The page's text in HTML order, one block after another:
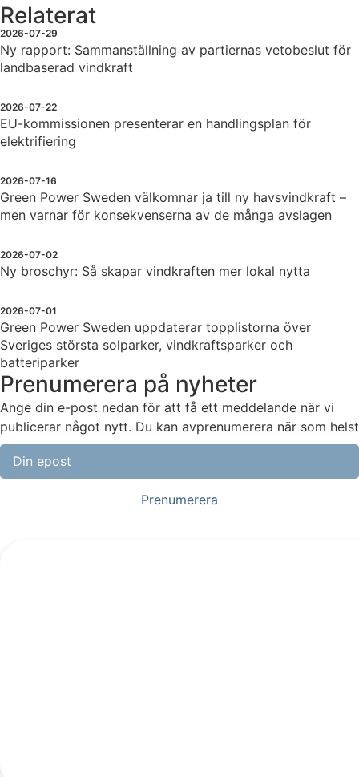
Relaterat
2026-07-29
Ny rapport: Sammanställning av partiernas vetobeslut för
landbaserad vindkraft
2026-07-22
EU-kommissionen presenterar en handlingsplan för
elektrifiering
2026-07-16
Green Power Sweden välkomnar ja till ny havsvindkraft –
men varnar för konsekvenserna av de många avslagen
2026-07-02
Ny broschyr: Så skapar vindkraften mer lokal nytta
2026-07-01
Green Power Sweden uppdaterar topplistorna över
Sveriges största solparker, vindkraftsparker och
batteriparker
Prenumerera på nyheter
Ange din e-post nedan för att få ett meddelande när vi
publicerar något nytt. Du kan avprenumerera när som helst